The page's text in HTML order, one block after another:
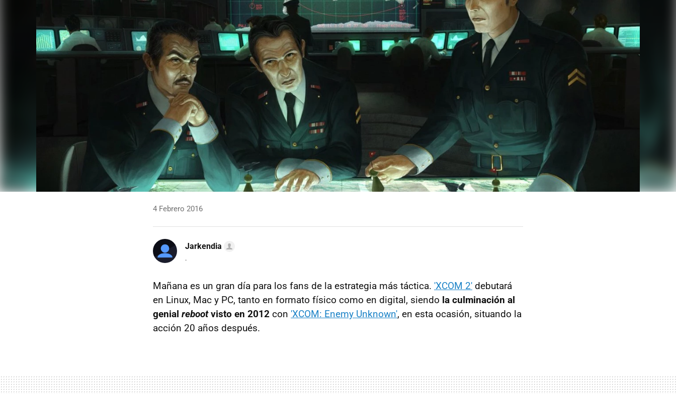
4 Febrero 2016
Jarkendia
.
Mañana es un gran día para los fans de la estrategia más táctica. 'XCOM 2' debutará
en Linux, Mac y PC, tanto en formato físico como en digital, siendo la culminación al
genial rebootvisto en 2012 con 'XCOM: Enemy Unknown', en esta ocasión, situando la
acción 20 años después.